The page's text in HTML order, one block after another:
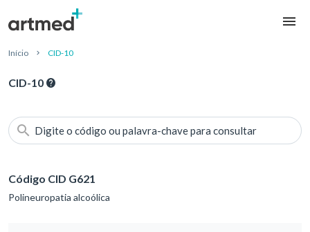
Início CID-10
CID-10
Digite o código ou palavra-chave para consultar
Código CID G621
Polineuropatia alcoólica